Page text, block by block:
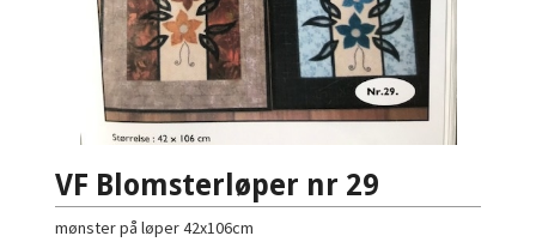
VF Blomsterløper nr 29
mønster på løper 42x106cm